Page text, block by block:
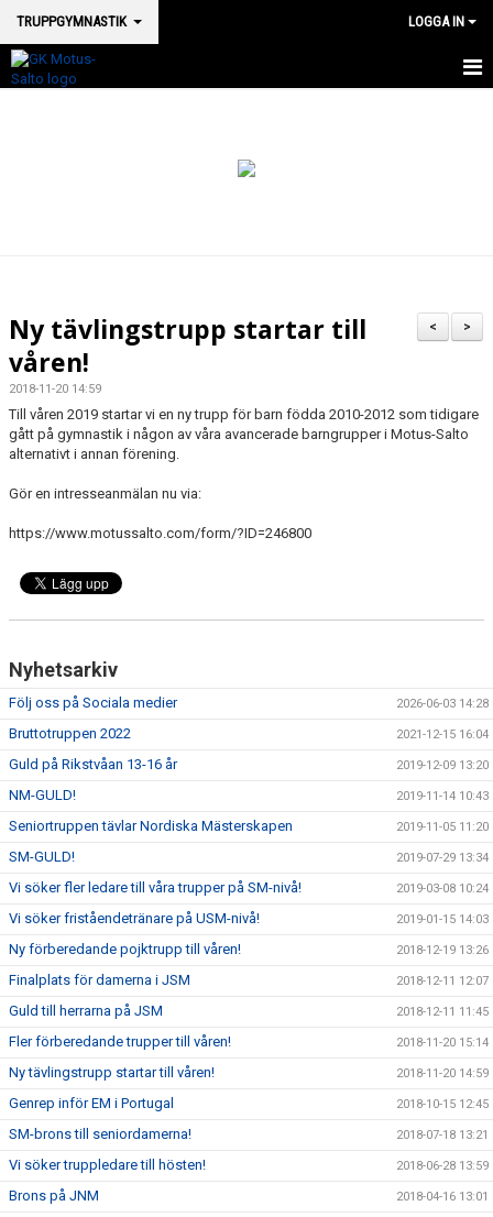
TRUPPGYMNASTIK LOGGA IN
>
<
Ny tävlingstrupp startar till
våren!
2018-11-20 14:59
Till våren 2019 startar vi en ny trupp för barn födda 2010-2012 som tidigare
gått på gymnastik i någon av våra avancerade barngrupper i Motus-Salto
alternativt i annan förening.
Gör en intresseanmälan nu via:
https://www.motussalto.com/form/?ID=246800
Nyhetsarkiv
Följ oss på Sociala medier 2026-06-03 14:28
Bruttotruppen 2022 2021-12-15 16:04
Guld på Rikstvåan 13-16 år 2019-12-09 13:20
NM-GULD! 2019-11-14 10:43
Seniortruppen tävlar Nordiska Mästerskapen 2019-11-05 11:20
SM-GULD! 2019-07-29 13:34
Vi söker fler ledare till våra trupper på SM-nivå! 2019-03-08 10:24
Vi söker friståendetränare på USM-nivå! 2019-01-15 14:03
Ny förberedande pojktrupp till våren! 2018-12-19 13:26
Finalplats för damerna i JSM 2018-12-11 12:07
Guld till herrarna på JSM 2018-12-11 11:45
Fler förberedande trupper till våren! 2018-11-20 15:14
Ny tävlingstrupp startar till våren! 2018-11-20 14:59
Genrep inför EM i Portugal 2018-10-15 12:45
SM-brons till seniordamerna! 2018-07-18 13:21
Vi söker truppledare till hösten! 2018-06-28 13:59
Brons på JNM 2018-04-16 13:01